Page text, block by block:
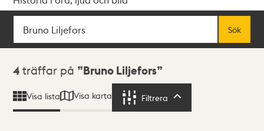
Sök
Sök
Sökresultat
4 träffar på Bruno Liljefors
Visa lista Visa karta Filtrera